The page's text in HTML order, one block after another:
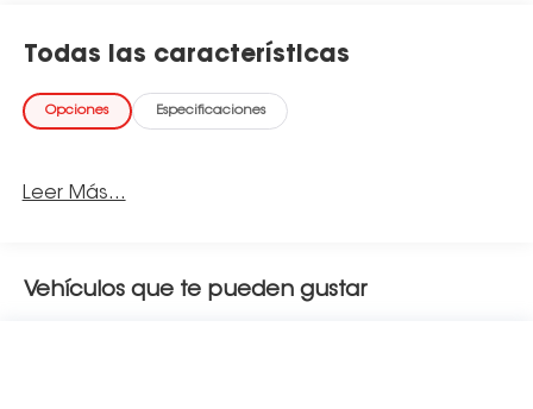
Todas las características
Opciones Especificaciones
Leer Más...
Vehículos que te pueden gustar